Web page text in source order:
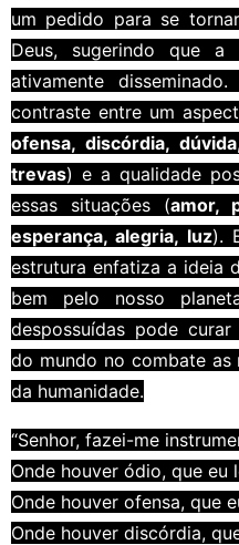
um pedido para se
Deus, sugerindo que
ativamente
contraste entre um
ofensa, discórdia,
trevas) e a qualidade
essas situações (amor,
esperança, alegria, luz).
estrutura enfatiza a ideia
bem pelo nosso
despossuídas pode
do mundo no combate as
da humanidade.
“Senhor, fazei-me
Onde houver ódio, que eu
Onde houver ofensa, que
Onde houver discórdia,